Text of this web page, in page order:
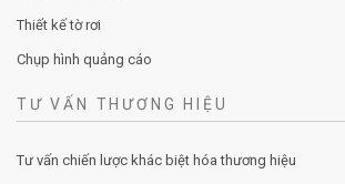
Thiết kế tờ rơi
Chụp hình quảng cáo
TƯ VẤN THƯƠNG HIỆU
Tư vấn chiến lược khác biệt hóa thương hiệu